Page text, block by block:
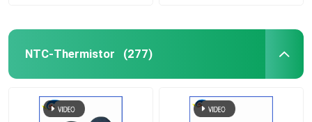
NTC-Thermistor (277)